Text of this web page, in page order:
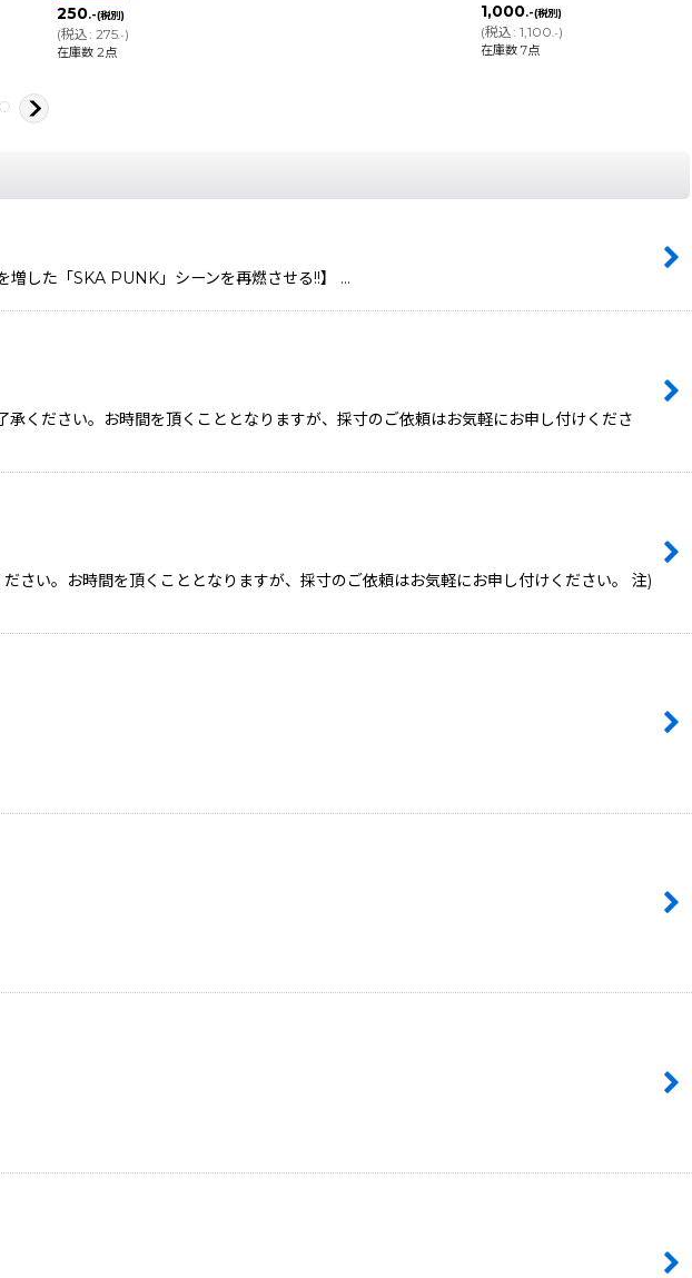
250.-(税別)
(税込: 275.-)
在庫数 2点
1,000.-(税別)
(税込: 1,100 .-)
在庫数 7点
した「SKA PUNK」シーンを再燃させる!!】 …
ください。お時間を頂くこととなりますが、採寸のご依頼はお気軽にお申し付けくださ
さい。お時間を頂くこととなりますが、採寸のご依頼はお気軽にお申し付けください。 注)